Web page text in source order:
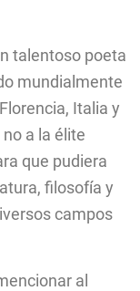
talentoso poeta
mundialmente
Italia y
a la élite
que pudiera
filosofía y
campos
al